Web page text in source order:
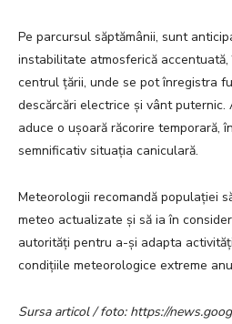
Pe parcursul săptămânii, sunt
instabilitate atmosferică
centrul țării, unde se pot înregistra
descărcări electrice și vânt
aduce o ușoară răcorire temporară,
semnificativ situația caniculară.
Meteorologii recomandă populației
meteo actualizate și să ia în
autorități pentru a-și adapta
condițiile meteorologice extreme
Sursa articol / foto: https://